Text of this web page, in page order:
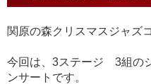
関原の森クリスマスジャズ
今回は、3ステージ 3組の
ンサートです。